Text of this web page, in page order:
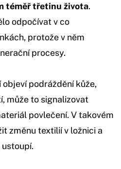
téměř třetinu života.
odpočívat v co
protože v něm
procesy.
objeví podráždění kůže,
může to signalizovat
povlečení. V takovém
změnu textilií v ložnici a